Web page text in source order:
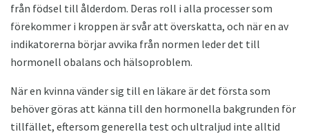
från födsel till ålderdom. Deras roll i alla processer som
förekommer i kroppen är svår att överskatta, och när en av
indikatorerna börjar avvika från normen leder det till
hormonell obalans och hälsoproblem.
När en kvinna vänder sig till en läkare är det första som
behöver göras att känna till den hormonella bakgrunden för
tillfället, eftersom generella test och ultraljud inte alltid